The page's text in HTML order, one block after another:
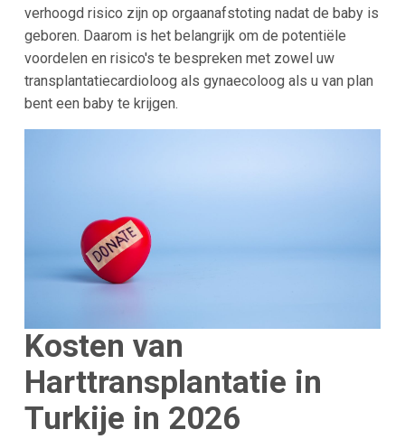
verhoogd risico zijn op orgaanafstoting nadat de baby is
geboren. Daarom is het belangrijk om de potentiële
voordelen en risico's te bespreken met zowel uw
transplantatiecardioloog als gynaecoloog als u van plan
bent een baby te krijgen.
Kosten van
Harttransplantatie in
Turkije in 2026